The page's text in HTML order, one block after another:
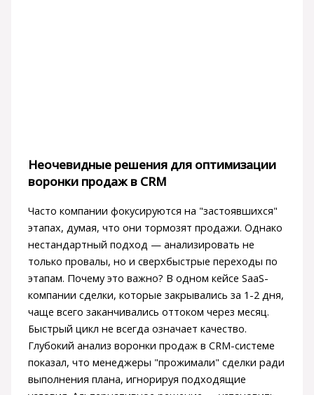
Неочевидные решения для оптимизации
воронки продаж в CRM
Часто компании фокусируются на "застоявшихся"
этапах, думая, что они тормозят продажи. Однако
нестандартный подход — анализировать не
только провалы, но и сверхбыстрые переходы по
этапам. Почему это важно? В одном кейсе SaaS-
компании сделки, которые закрывались за 1-2 дня,
чаще всего заканчивались оттоком через месяц.
Быстрый цикл не всегда означает качество.
Глубокий анализ воронки продаж в CRM-системе
показал, что менеджеры "прожимали" сделки ради
выполнения плана, игнорируя подходящие